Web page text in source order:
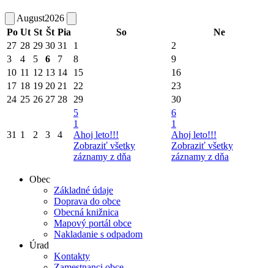
August2026
Po Ut St Št Pia So
Ne
27 28 29 30 31 1
2
3
4 5 6 7 8
9
10 11 12 13 14 15
16
17 18 19 20 21 22
23
24 25 26 27 28 29 30
31 1 2 3 4
5
1
Ahoj leto!!!
Zobraziť všetky
záznamy z dňa
6
1
Ahoj leto!!!
Zobraziť všetky
záznamy z dňa
Obec
Základné údaje
Doprava do obce
Obecná knižnica
Mapový portál obce
Nakladanie s odpadom
Úrad
Kontakty